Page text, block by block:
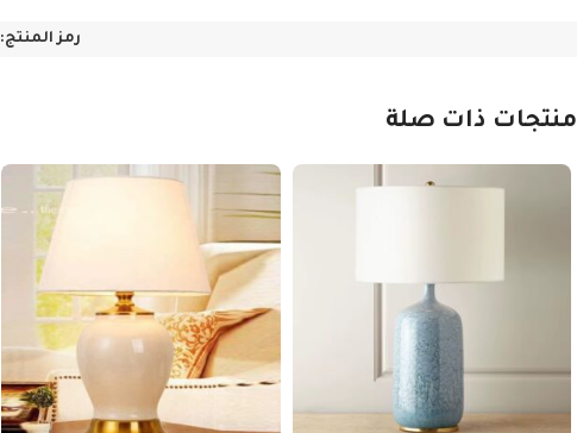
رمز المنتج:
منتجات ذات صلة